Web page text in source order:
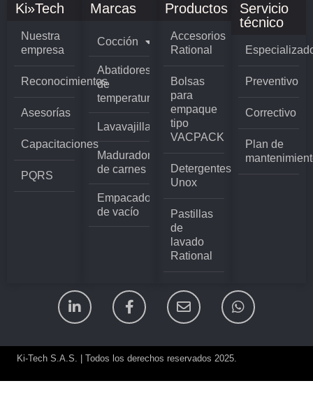
Ki»Tech
Nuestra
empresa
Reconocimientos
Asesorías
Capacitaciones
PQRS
Marcas
Cocción
Abatidores
de
temperatura
Lavavajillas
Madurador
de carnes
Empacadoras
de vacío
Productos
Accesorios
Rational
Bolsas
para
empaque
tipo
VACPACK
Detergentes
Unox
Pastillas
de
lavado
Rational
Servicio
técnico
Preventivo
Correctivo
Plan de
Ki-Tech S.A.S. | Todos los derechos reservados 2025.